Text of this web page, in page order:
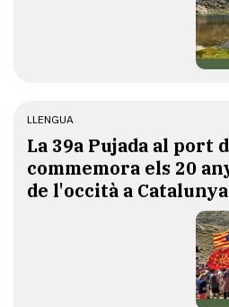
LLENGUA
​La 39a Pujada al port
commemora els 20
de l'occità a Catalunya